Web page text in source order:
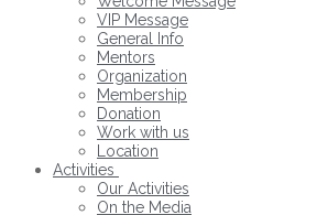
VIP Message
General Info
Mentors
Organization
Membership
Donation
Work with us
Location
Activities
Our Activities
On the Media